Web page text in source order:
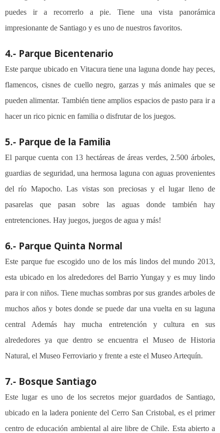
puedes ir a recorrerlo a pie. Tiene una vista panorámica
impresionante de Santiago y es uno de nuestros favoritos.
4.- Parque Bicentenario
Este parque ubicado en Vitacura tiene una laguna donde hay peces,
flamencos, cisnes de cuello negro, garzas y más animales que se
pueden alimentar. También tiene amplios espacios de pasto para ir a
hacer un rico picnic en familia o disfrutar de los juegos.
5.- Parque de la Familia
El parque cuenta con 13 hectáreas de áreas verdes, 2.500 árboles,
guardias de seguridad, una hermosa laguna con aguas provenientes
del río Mapocho. Las vistas son preciosas y el lugar lleno de
pasarelas que pasan sobre las aguas donde también hay
entretenciones. Hay juegos, juegos de agua y más!
6.- Parque Quinta Normal
Este parque fue escogido uno de los más lindos del mundo 2013,
esta ubicado en los alrededores del Barrio Yungay y es muy lindo
para ir con niños. Tiene muchas sombras por sus grandes arboles de
muchos años y botes donde se puede dar una vuelta en su laguna
central Además hay mucha entretención y cultura en sus
alrededores ya que dentro se encuentra el Museo de Historia
Natural, el Museo Ferroviario y frente a este el Museo Artequín.
7.- Bosque Santiago
Este lugar es uno de los secretos mejor guardados de Santiago,
ubicado en la ladera poniente del Cerro San Cristobal, es el primer
centro de educación ambiental al aire libre de Chile. Esta abierto a